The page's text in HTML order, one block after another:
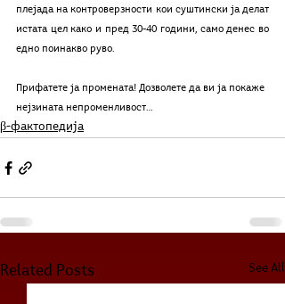
плејада на контроверзности кои суштински ја делат
истата цел како и пред 30-40 години, само денес во
едно поинакво руво.
Прифатете ја промената! Дозволете да ви ја покаже
нејзината непроменливост…
β-фактопедија
Related Posts See All